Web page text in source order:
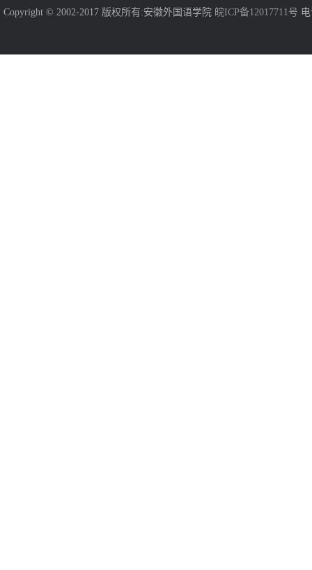
Copyright © 2002-2017 版权所有:安徽外国语学院 皖ICP备12017711号